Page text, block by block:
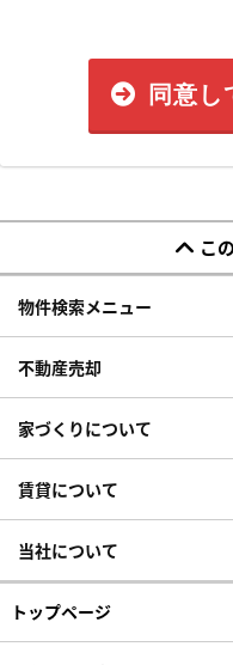
同意し
こ
物件検索メニュー
不動産売却
家づくりについて
賃貸について
当社について
トップページ